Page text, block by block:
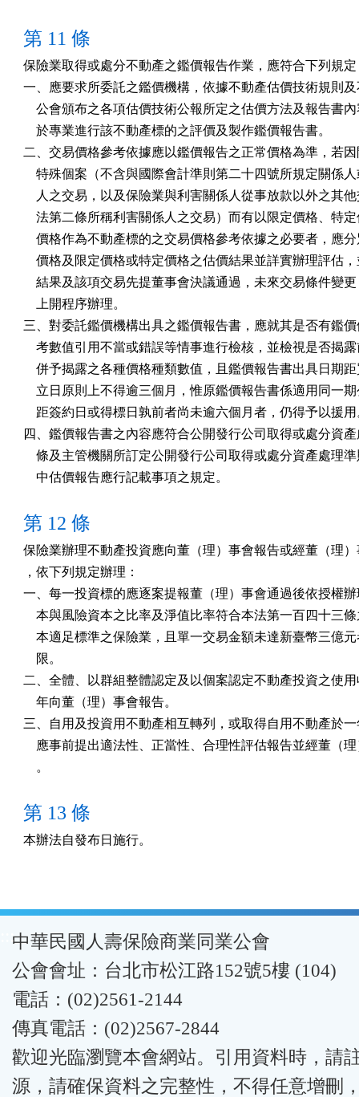
第 11 條
保險業取得或處分不動產之鑑價報告作業，應符合下列規定
一、應要求所委託之鑑價機構，依據不動產估價技術規則
公會頒布之各項估價技術公報所定之估價方法及報告書
    於專業進行該不動產標的之評價及製作鑑價報告書。
二、交易價格參考依據應以鑑價報告之正常價格為準，若
特殊個案（不含與國際會計準則第二十四號所規定關係
人之交易，以及保險業與利害關係人從事放款以外之其
法第二條所稱利害關係人之交易）而有以限定價格、特
價格作為不動產標的之交易價格參考依據之必要者，應
價格及限定價格或特定價格之估價結果並詳實辦理評估
結果及該項交易先提董事會決議通過，未來交易條件變
    上開程序辦理。
三、對委託鑑價機構出具之鑑價報告書，應就其是否有鑑
考數值引用不當或錯誤等情事進行檢核，並檢視是否揭
併予揭露之各種價格種類數值，且鑑價報告書出具日期
立日原則上不得逾三個月，惟原鑑價報告書係適用同一
距簽約日或得標日孰前者尚未逾六個月者，仍得予以援
四、鑑價報告書之內容應符合公開發行公司取得或處分資
條及主管機關所訂定公開發行公司取得或處分資產處理
    中估價報告應行記載事項之規定。
第 12 條
保險業辦理不動產投資應向董（理）事會報告或經董（理
，依下列規定辦理：
一、每一投資標的應逐案提報董（理）事會通過後依授權
本與風險資本之比率及淨值比率符合本法第一百四十三
本適足標準之保險業，且單一交易金額未達新臺幣三億
    限。
二、全體、以群組整體認定及以個案認定不動產投資之使
    年向董（理）事會報告。
三、自用及投資用不動產相互轉列，或取得自用不動產於
應事前提出適法性、正當性、合理性評估報告並經董（
    。
第 13 條
本辦法自發布日施行。
:::中華民國人壽保險商業同業公會
公會會址：台北市松江路152號5樓 (104)
電話：(02)2561-2144
傳真電話：(02)2567-2844
歡迎光臨瀏覽本會網站。引用資料時，請
源，請確保資料之完整性，不得任意增刪